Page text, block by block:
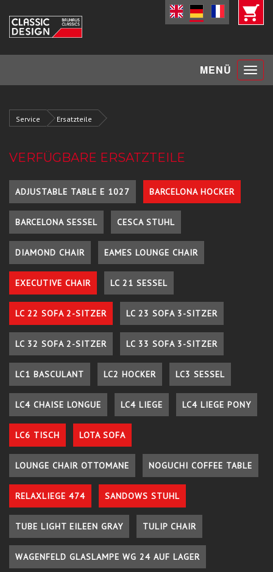
MENÜ Toggle
Service Ersatzteile
VERFÜGBARE ERSATZTEILE
ADJUSTABLE TABLE E 1027 BARCELONA HOCKER
BARCELONA SESSEL CESCA STUHL
DIAMOND CHAIR EAMES LOUNGE CHAIR
EXECUTIVE CHAIR LC 21 SESSEL
LC 22 SOFA 2-SITZER LC 23 SOFA 3-SITZER
LC 32 SOFA 2-SITZER LC 33 SOFA 3-SITZER
LC1 BASCULANT LC2 HOCKER LC3 SESSEL
LC4 CHAISE LONGUE LC4 LIEGE LC4 LIEGE PONY
LC6 TISCH LOTA SOFA
LOUNGE CHAIR OTTOMANE NOGUCHI COFFEE TABLE
RELAXLIEGE 474 SANDOWS STUHL
TUBE LIGHT EILEEN GRAY TULIP CHAIR
WAGENFELD GLASLAMPE WG 24 AUF LAGER